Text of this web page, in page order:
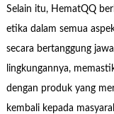
Selain itu, HematQQ
etika dalam semua
secara bertanggung
lingkungannya,
dengan produk yang
kembali kepada